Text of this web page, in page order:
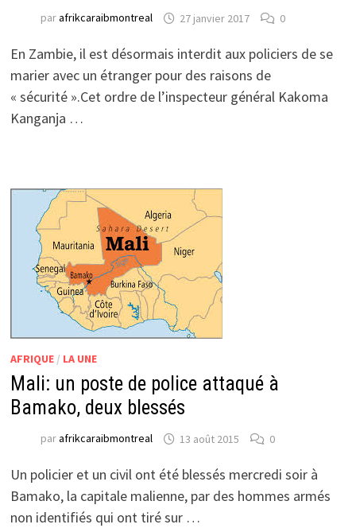
parafrikcaraibmontreal 27 janvier 2017 0
En Zambie, il est désormais interdit aux policiers de se
marier avec un étranger pour des raisons de
« sécurité ».Cet ordre de l’inspecteur général Kakoma
Kanganja …
AFRIQUE/ LA UNE
Mali: un poste de police attaqué à
Bamako, deux blessés
parafrikcaraibmontreal 13 août 2015 0
Un policier et un civil ont été blessés mercredi soir à
Bamako, la capitale malienne, par des hommes armés
non identifiés qui ont tiré sur …